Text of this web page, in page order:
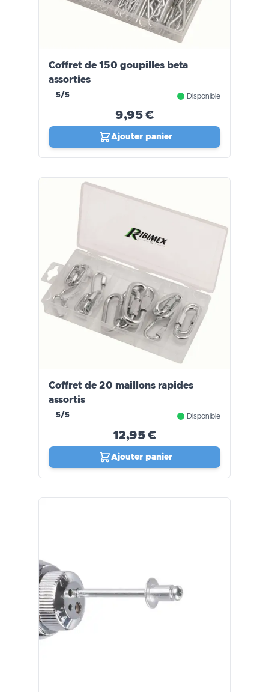
Coffret de 150 goupilles beta
assorties
5/5 Disponible
9,95 €
Ajouter panier
Coffret de 20 maillons rapides
assortis
5/5 Disponible
12,95 €
Ajouter panier